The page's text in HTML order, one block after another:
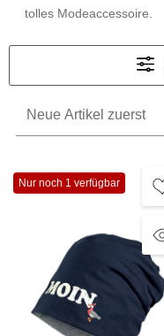
tolles Modeaccessoire.
Nur noch 1 verfügbar